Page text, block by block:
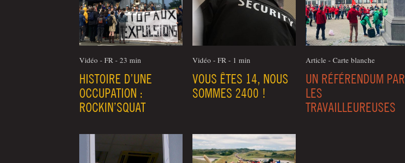
Vidéo - FR - 23 min
HISTOIRE D’UNE
OCCUPATION :
ROCKIN’SQUAT
Vidéo - FR - 1 min
VOUS ÊTES 14, NOUS
SOMMES 2400 !
Article - Carte blanche
UN RÉFÉRENDUM PAR
LES
TRAVAILLEUREUSES